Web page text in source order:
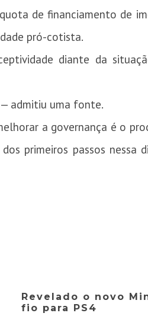
de financiamento de
pró-cotista.
diante da
admitiu uma fonte.
a governança é o
primeiros passos
Revelado o novo
fio para PS4